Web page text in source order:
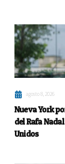
agosto 8, 2026
Nueva York
del Rafa
Unidos